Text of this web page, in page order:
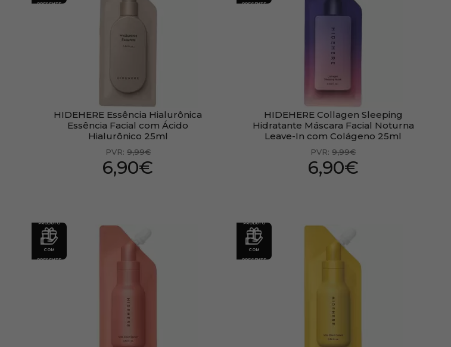
PRESENTE
HIDEHERE Essência Hialurônica
Essência Facial com Ácido
Hialurônico 25ml
PVR: 9,99€
6,90€
PRESENTE
HIDEHERE Collagen Sleeping
Hidratante Máscara Facial Noturna
Leave-In com Colágeno 25ml
PVR:9,99€
6,90€
PRODUTO
COM
PRESENTE
PRODUTO
COM
PRESENTE